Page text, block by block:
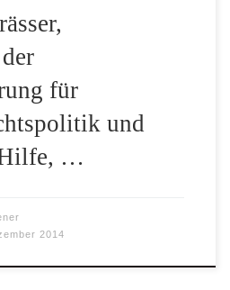
für
und
…
2014